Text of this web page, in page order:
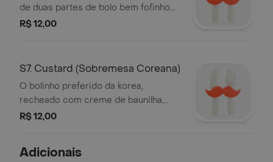
de duas partes de bolo bem fofinho
com recheio de marshmallow e
R$ 12,00
S7. Custard (Sobremesa Coreana)
O bolinho preferido da korea,
recheado com creme de baunilha,
leve e gostoso. Ideal para
R$ 12,00
Adicionais